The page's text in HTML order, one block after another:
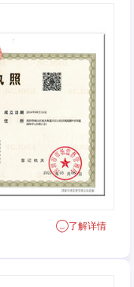
了解详情